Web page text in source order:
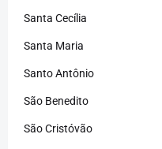
Santa Cecília
Santa Maria
Santo Antônio
São Benedito
São Cristóvão